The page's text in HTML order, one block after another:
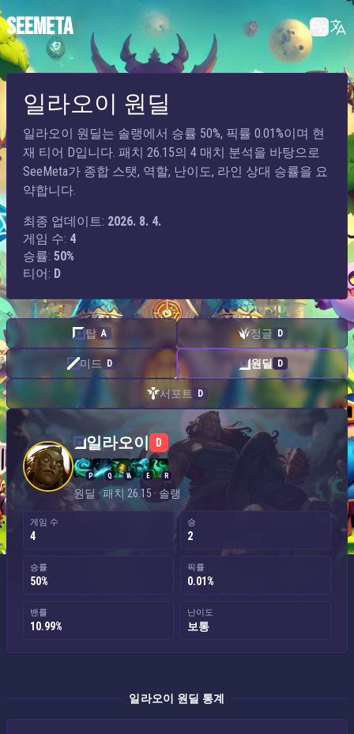
SEEMETA
일라오이 원딜
일라오이 원딜는 솔랭에서 승률 50%, 픽률 0.01%이며 현
재 티어 D입니다. 패치 26.15의 4 매치 분석을 바탕으로
SeeMeta가 종합 스탯, 역할, 난이도, 라인 상대 승률을 요
약합니다.
최종 업데이트: 2026. 8. 4.
게임 수: 4
승률: 50%
티어: D
탑 A 정글 D
미드 D 원딜 D
서포트 D
일라오이 — 원딜
일라오이 D
P Q W E R
원딜 · 패치 26.15 · 솔랭
게임 수
4
승
2
승률
50%
픽률
0.01%
밴률
10.99%
난이도
보통
일라오이 원딜 통계